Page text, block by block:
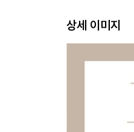
기술의 발전과
3. 인구 구조와
기후 변화와 그
상세 이미지